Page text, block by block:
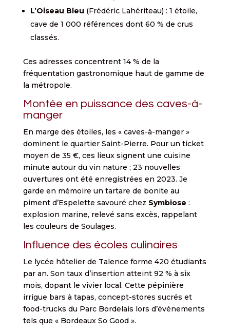
L’Oiseau Bleu (Frédéric Lahériteau) : 1 étoile,
cave de 1 000 références dont 60 % de crus
classés.
Ces adresses concentrent 14 % de la
fréquentation gastronomique haut de gamme de
la métropole.
Montée en puissance des caves-à-
manger
En marge des étoiles, les « caves-à-manger »
dominent le quartier Saint-Pierre. Pour un ticket
moyen de 35 €, ces lieux signent une cuisine
minute autour du vin nature ; 23 nouvelles
ouvertures ont été enregistrées en 2023. Je
garde en mémoire un tartare de bonite au
piment d’Espelette savouré chez Symbiose :
explosion marine, relevé sans excès, rappelant
les couleurs de Soulages.
Influence des écoles culinaires
Le lycée hôtelier de Talence forme 420 étudiants
par an. Son taux d’insertion atteint 92 % à six
mois, dopant le vivier local. Cette pépinière
irrigue bars à tapas, concept-stores sucrés et
food-trucks du Parc Bordelais lors d’événements
tels que « Bordeaux So Good ».